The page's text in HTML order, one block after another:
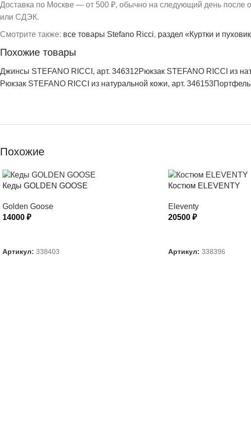
Доставка по Москве — от 500 ₽, обычно на следующий день
или СДЭК.
Смотрите также: все товары Stefano Ricci, раздел «Куртки и
Похожие товары
Джинсы STEFANO RICCI, арт. 346312Рюкзак STEFANO RICCI из
Рюкзак STEFANO RICCI из натуральной кожи, арт. 346153Портфель
Похожие
Кеды GOLDEN GOOSE
Golden Goose
14000 ₽
Артикул: 338403
Костюм ELEVENTY
Eleventy
20500 ₽
Артикул: 338396